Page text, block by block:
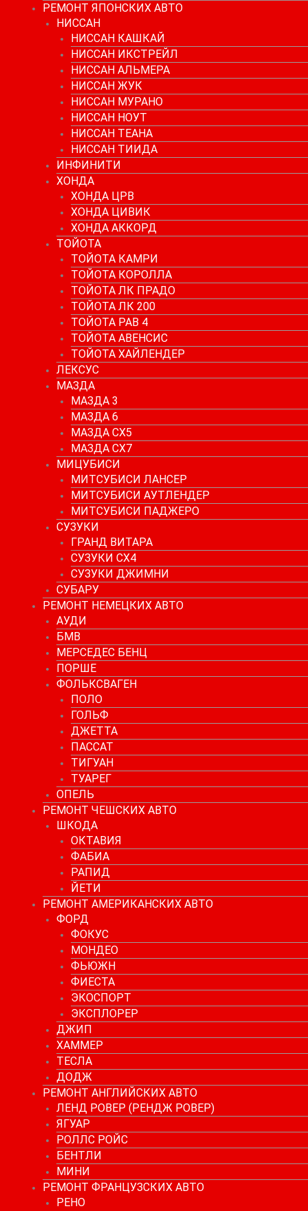
РЕМОНТ ЯПОНСКИХ АВТО
НИССАН
НИССАН КАШКАЙ
НИССАН ИКСТРЕЙЛ
НИССАН АЛЬМЕРА
НИССАН ЖУК
НИССАН МУРАНО
НИССАН НОУТ
НИССАН ТЕАНА
НИССАН ТИИДА
ИНФИНИТИ
ХОНДА
ХОНДА ЦРВ
ХОНДА ЦИВИК
ХОНДА АККОРД
ТОЙОТА
ТОЙОТА КАМРИ
ТОЙОТА КОРОЛЛА
ТОЙОТА ЛК ПРАДО
ТОЙОТА ЛК 200
ТОЙОТА РАВ 4
ТОЙОТА АВЕНСИС
ТОЙОТА ХАЙЛЕНДЕР
ЛЕКСУС
МАЗДА
МАЗДА 3
МАЗДА 6
МАЗДА СХ5
МАЗДА СХ7
МИЦУБИСИ
МИТСУБИСИ ЛАНСЕР
МИТСУБИСИ АУТЛЕНДЕР
МИТСУБИСИ ПАДЖЕРО
СУЗУКИ
ГРАНД ВИТАРА
СУЗУКИ СХ4
СУЗУКИ ДЖИМНИ
СУБАРУ
РЕМОНТ НЕМЕЦКИХ АВТО
АУДИ
БМВ
МЕРСЕДЕС БЕНЦ
ПОРШЕ
ФОЛЬКСВАГЕН
ПОЛО
ГОЛЬФ
ДЖЕТТА
ПАССАТ
ТИГУАН
ТУАРЕГ
ОПЕЛЬ
РЕМОНТ ЧЕШСКИХ АВТО
ШКОДА
ОКТАВИЯ
ФАБИА
РАПИД
ЙЕТИ
РЕМОНТ АМЕРИКАНСКИХ АВТО
ФОРД
ФОКУС
МОНДЕО
ФЬЮЖН
ФИЕСТА
ЭКОСПОРТ
ЭКСПЛОРЕР
ДЖИП
ХАММЕР
ТЕСЛА
ДОДЖ
РЕМОНТ АНГЛИЙСКИХ АВТО
ЛЕНД РОВЕР (РЕНДЖ РОВЕР)
ЯГУАР
РОЛЛС РОЙС
БЕНТЛИ
МИНИ
РЕМОНТ ФРАНЦУЗСКИХ АВТО
РЕНО